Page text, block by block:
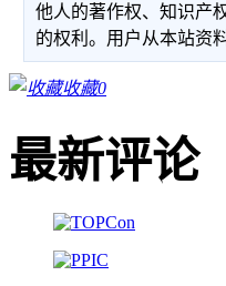
他人的著作权、知识产
的权利。用户从本站资
收藏0
最新评论